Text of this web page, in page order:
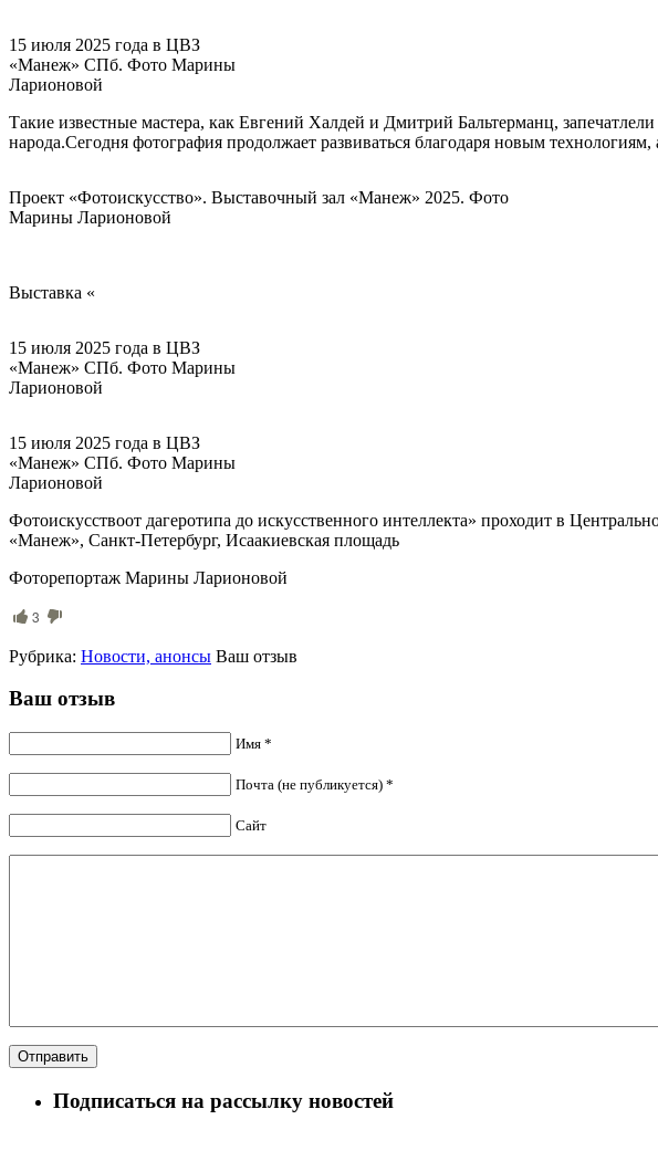
15 июля 2025 года в ЦВЗ
«Манеж» СПб. Фото Марины
Ларионовой
Такие известные мастера, как Евгений Халдей и Дмитрий Бальтерманц,
народа.​Сегодня фотография продолжает развиваться благодаря новым
Проект «Фотоискусство». Выставочный зал «Манеж» 2025. Фото
Марины Ларионовой
Выставка «
15 июля 2025 года в ЦВЗ
«Манеж» СПб. Фото Марины
Ларионовой
15 июля 2025 года в ЦВЗ
«Манеж» СПб. Фото Марины
Ларионовой
Фотоискусствоот дагеротипа до искусственного интеллекта» проходит в
«Манеж», Санкт-Петербург, Исаакиевская площадь
Фоторепортаж Марины Ларионовой
3
Рубрика: Новости, анонсы Ваш отзыв
Ваш отзыв
Имя *
Почта (не публикуется) *
Сайт
Подписаться на рассылку новостей